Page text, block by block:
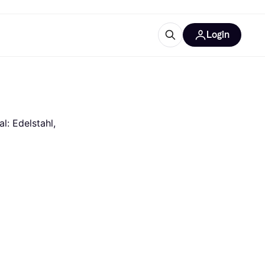
Login
Edelstahl,